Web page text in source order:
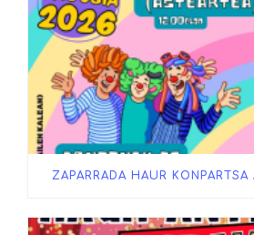
ZAPARRADA HAUR